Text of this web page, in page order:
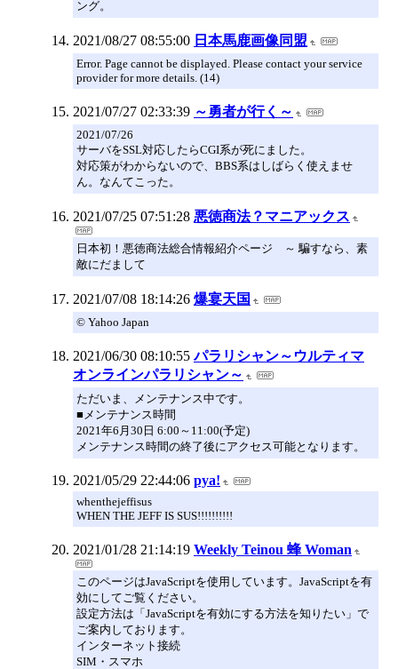
ング。
2021/08/27 08:55:00 日本馬鹿画像同盟
Error. Page cannot be displayed. Please contact your service
provider for more details. (14)
2021/07/27 02:33:39 ～勇者が行く～
2021/07/26
サーバをSSL対応したらCGI系が死にました。
対応策がわからないので、BBS系はしばらく使えませ
ん。なんてこった。
2021/07/25 07:51:28 悪徳商法？マニアックス
日本初！悪徳商法総合情報紹介ページ ～ 騙すなら、素
敵にだまして
2021/07/08 18:14:26 爆宴天国
© Yahoo Japan
2021/06/30 08:10:55 パラリシャン～ウルティマ
オンラインパラリシャン～
ただいま、メンテナンス中です。
■メンテナンス時間
2021年6月30日 6:00～11:00(予定)
メンテナンス時間の終了後にアクセス可能となります。
2021/05/29 22:44:06 pya!
whenthejeffisus
WHEN THE JEFF IS SUS!!!!!!!!!!
2021/01/28 21:14:19 Weekly Teinou 蜂 Woman
このページはJavaScriptを使用しています。JavaScriptを有
効にしてご覧ください。
設定方法は「JavaScriptを有効にする方法を知りたい」で
ご案内しております。
インターネット接続
SIM・スマホ